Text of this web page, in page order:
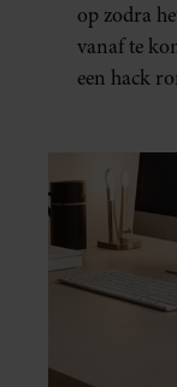
op zodra
vanaf te
een hack